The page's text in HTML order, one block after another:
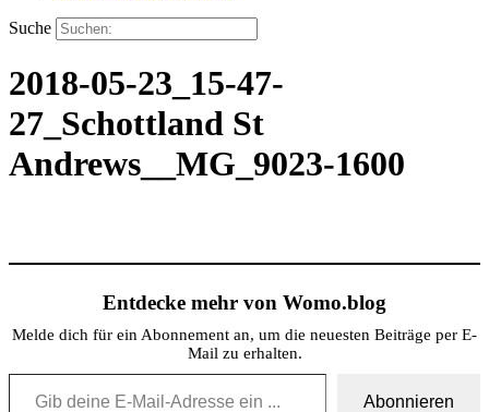
Suche
2018-05-23_15-47-
27_Schottland St
Andrews__MG_9023-1600
Entdecke mehr von Womo.blog
Melde dich für ein Abonnement an, um die neuesten Beiträge per E-
Mail zu erhalten.
Gib deine E-Mail-Adresse ein ...
Abonnieren